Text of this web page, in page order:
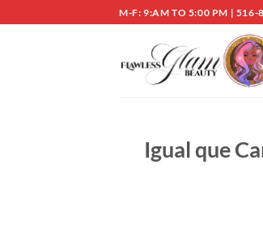
to
M-F: 9:AM TO 5:00 PM | 516-
Igual que